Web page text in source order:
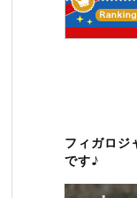
フィガロジ
です♪